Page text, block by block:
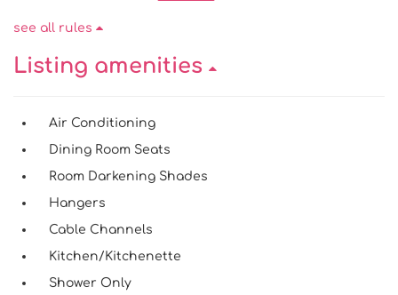
see all rules
Listing amenities
Air Conditioning
Dining Room Seats
Room Darkening Shades
Hangers
Cable Channels
Kitchen/Kitchenette
Shower Only